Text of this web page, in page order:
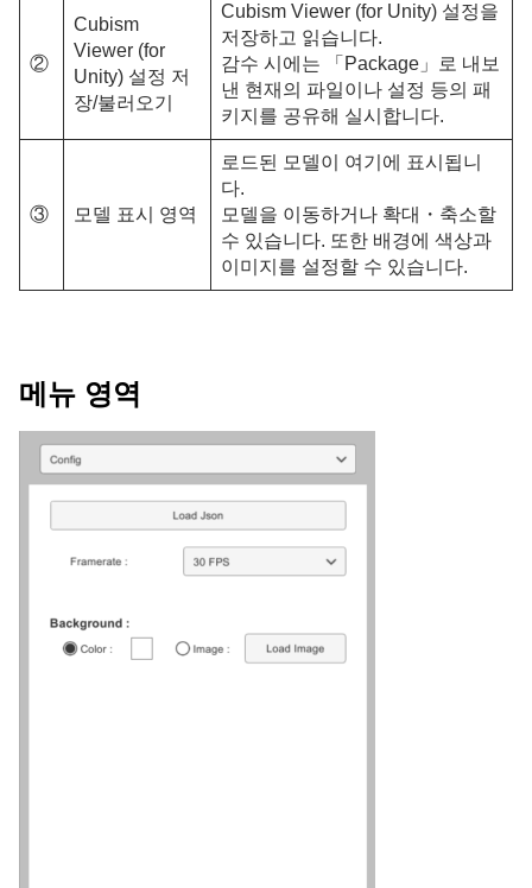
②
Cubism
Viewer (for
Unity) 설정 저
장/불러오기
Cubism Viewer (for Unity) 설정을
저장하고 읽습니다.
감수 시에는 「Package」로 내보
낸 현재의 파일이나 설정 등의 패
키지를 공유해 실시합니다.
③ 모델 표시 영역
로드된 모델이 여기에 표시됩니
다.
모델을 이동하거나 확대・축소할
수 있습니다. 또한 배경에 색상과
이미지를 설정할 수 있습니다.
메뉴 영역